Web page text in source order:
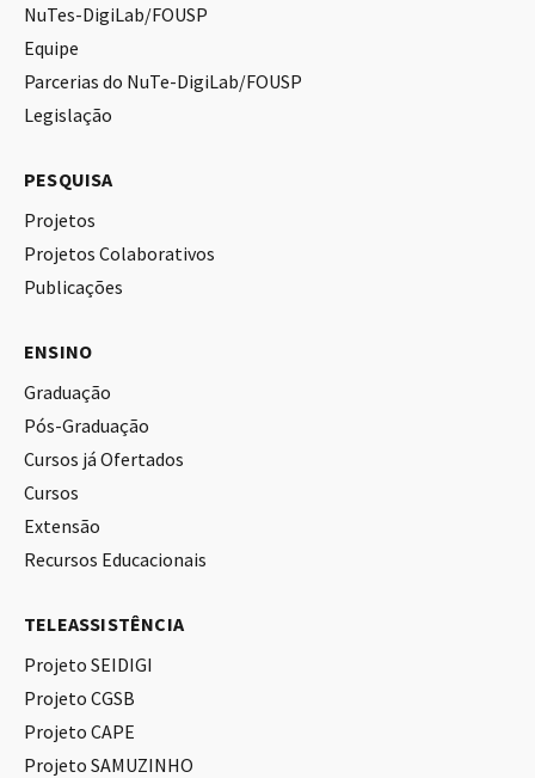
NuTes-DigiLab/FOUSP
Equipe
Parcerias do NuTe-DigiLab/FOUSP
Legislação
PESQUISA
Projetos
Projetos Colaborativos
Publicações
ENSINO
Graduação
Pós-Graduação
Cursos já Ofertados
Cursos
Extensão
Recursos Educacionais
TELEASSISTÊNCIA
Projeto SEIDIGI
Projeto CGSB
Projeto CAPE
Projeto SAMUZINHO